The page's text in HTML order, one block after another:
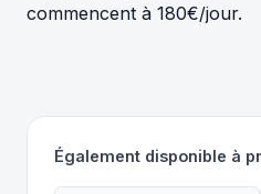
commencent à 180€/jour.
Également disponible à